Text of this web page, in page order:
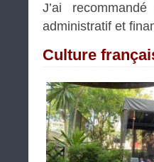
J’ai
administratif et
Culture